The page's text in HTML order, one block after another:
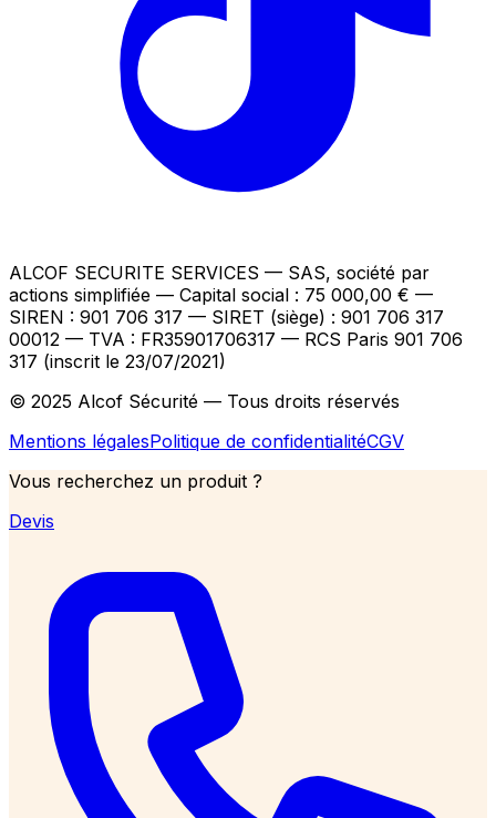
ALCOF SECURITE SERVICES — SAS, société par
actions simplifiée — Capital social : 75 000,00 € —
SIREN : 901 706 317 — SIRET (siège) : 901 706 317
00012 — TVA : FR35901706317 — RCS Paris 901 706
317 (inscrit le 23/07/2021)
© 2025 Alcof Sécurité — Tous droits réservés
Mentions légalesPolitique de confidentialitéCGV
Vous recherchez un produit ?
Devis